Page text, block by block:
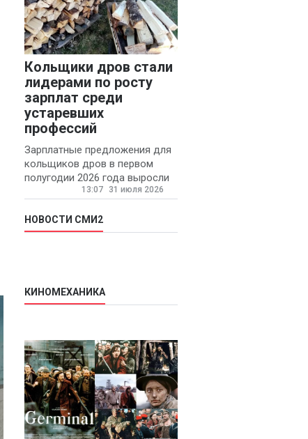
Кольщики дров стали
лидерами по росту
зарплат среди
устаревших
профессий
Зарплатные предложения для
кольщиков дров в первом
полугодии 2026 года выросли
на 58% - 62 тысяч рублей в
«Прайм».
13:07 31 июля 2026
НОВОСТИ СМИ2
КИНОМЕХАНИКА